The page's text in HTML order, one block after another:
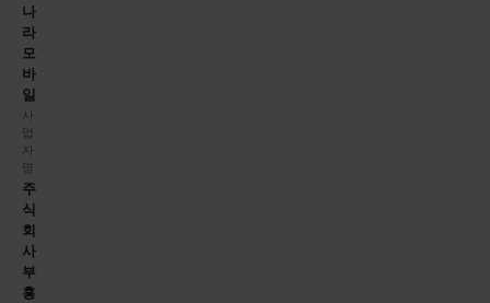
나
라
모
바
일
사
업
자
명
주
식
회
사
부
흥